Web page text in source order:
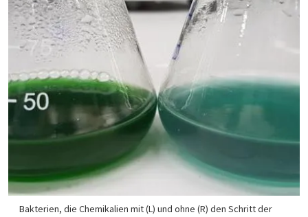
Bakterien, die Chemikalien mit (L) und ohne (R) den Schritt der